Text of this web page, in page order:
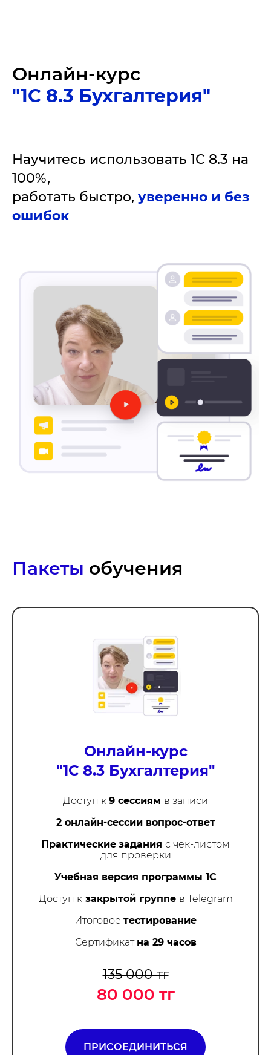
Онлайн-курс
"1С 8.3 Бухгалтерия"
Научитесь использовать 1С 8.3 на
100%,
работать быстро, уверенно и без
ошибок
Пакеты обучения
Онлайн-курс
"1С 8.3 Бухгалтерия"
Доступ к 9 сессиям в записи
2 онлайн-сессии вопрос-ответ
Практические задания с чек-листом
для проверки
Учебная версия программы 1С
Доступ кзакрытой группе в Telegram
Итоговое тестирование
Сертификат на 29 часов
135 000 тг
80 000 тг
ПРИСОЕДИНИТЬСЯ